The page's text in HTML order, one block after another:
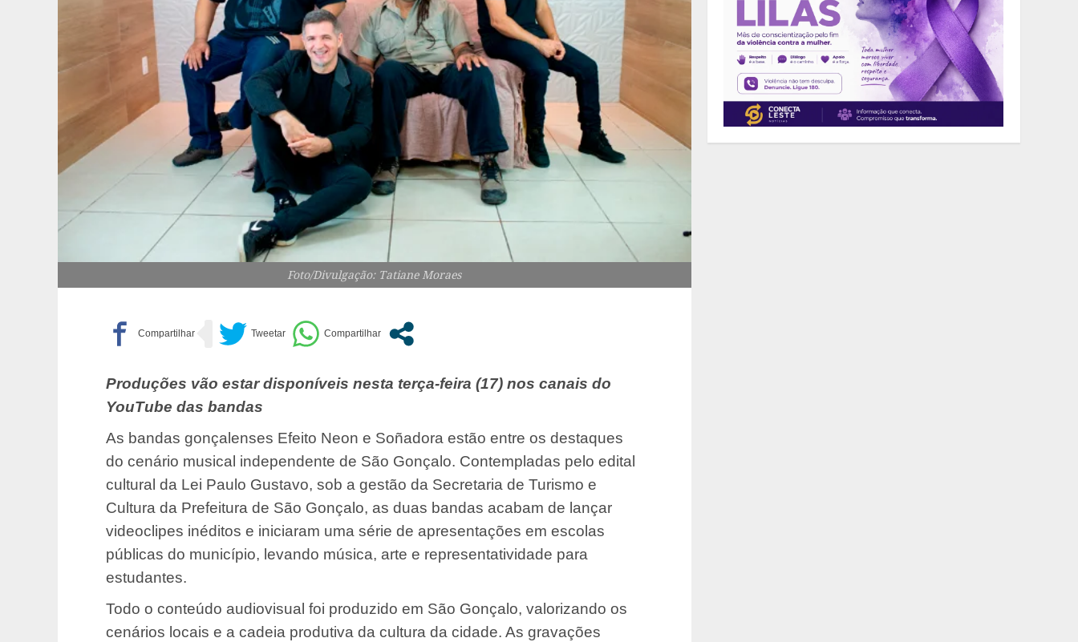
Foto/Divulgação: Tatiane Moraes
Produções vão estar disponíveis nesta terça-feira (17) nos canais do
YouTube das bandas
As bandas gonçalenses Efeito Neon e Soñadora estão entre os destaques
do cenário musical independente de São Gonçalo. Contempladas pelo edital
cultural da Lei Paulo Gustavo, sob a gestão da Secretaria de Turismo e
Cultura da Prefeitura de São Gonçalo, as duas bandas acabam de lançar
videoclipes inéditos e iniciaram uma série de apresentações em escolas
públicas do município, levando música, arte e representatividade para
estudantes.
Todo o conteúdo audiovisual foi produzido em São Gonçalo, valorizando os
cenários locais e a cadeia produtiva da cultura da cidade. As gravações